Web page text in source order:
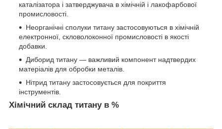
каталізатора і затверджувача в хімічній і лакофарбової
промисловості.
Неорганічні сполуки титану застосовуються в хімічній
електронної, скловолоконної промисловості в якості
добавки.
Диборид титану — важливий компонент надтвердих
матеріалів для обробки металів.
Нітрид титану застосовується для покриття
інструментів.
Хімічний склад титану в %